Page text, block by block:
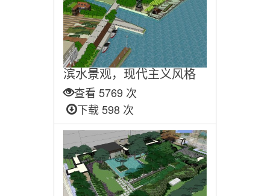
滨水景观，现代主义风格
查看 5769 次
下载 598 次